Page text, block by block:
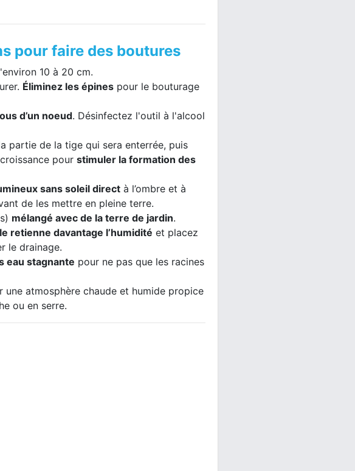
pour faire des boutures
10 à 20 cm.
Éliminez les épines pour le bouturage
d’un noeud. Désinfectez l'outil à l'alcool
partie de la tige qui sera enterrée, puis
pour stimuler la formation des
sans soleil direct à l’ombre et à
de les mettre en pleine terre.
mélangé avec de la terre de jardin.
retienne davantage l’humidité et placez
le drainage.
eau stagnante pour ne pas que les racines
une atmosphère chaude et humide propice
ou en serre.